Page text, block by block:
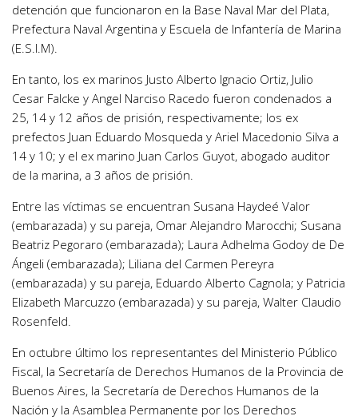
detención que funcionaron en la Base Naval Mar del Plata,
Prefectura Naval Argentina y Escuela de Infantería de Marina
(E.S.I.M).
En tanto, los ex marinos Justo Alberto Ignacio Ortiz, Julio
Cesar Falcke y Angel Narciso Racedo fueron condenados a
25, 14 y 12 años de prisión, respectivamente; los ex
prefectos Juan Eduardo Mosqueda y Ariel Macedonio Silva a
14 y 10; y el ex marino Juan Carlos Guyot, abogado auditor
de la marina, a 3 años de prisión.
Entre las víctimas se encuentran Susana Haydeé Valor
(embarazada) y su pareja, Omar Alejandro Marocchi; Susana
Beatriz Pegoraro (embarazada); Laura Adhelma Godoy de De
Ángeli (embarazada); Liliana del Carmen Pereyra
(embarazada) y su pareja, Eduardo Alberto Cagnola; y Patricia
Elizabeth Marcuzzo (embarazada) y su pareja, Walter Claudio
Rosenfeld.
En octubre último los representantes del Ministerio Público
Fiscal, la Secretaría de Derechos Humanos de la Provincia de
Buenos Aires, la Secretaría de Derechos Humanos de la
Nación y la Asamblea Permanente por los Derechos